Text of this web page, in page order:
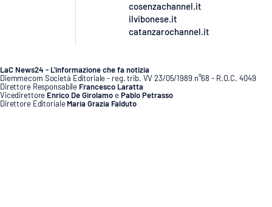
Società
cosenzachannel.it
ilvibonese.it
catanzarochannel.it
LaC News24 - L’informazione che fa notizia
Diemmecom Società Editoriale - reg. trib. VV 23/05/1989 n°68 - R.O.C. 4049
Direttore Responsabile Francesco Laratta
Vicedirettore Enrico De GirolamoePablo Petrasso
Direttore Editoriale Maria Grazia Falduto